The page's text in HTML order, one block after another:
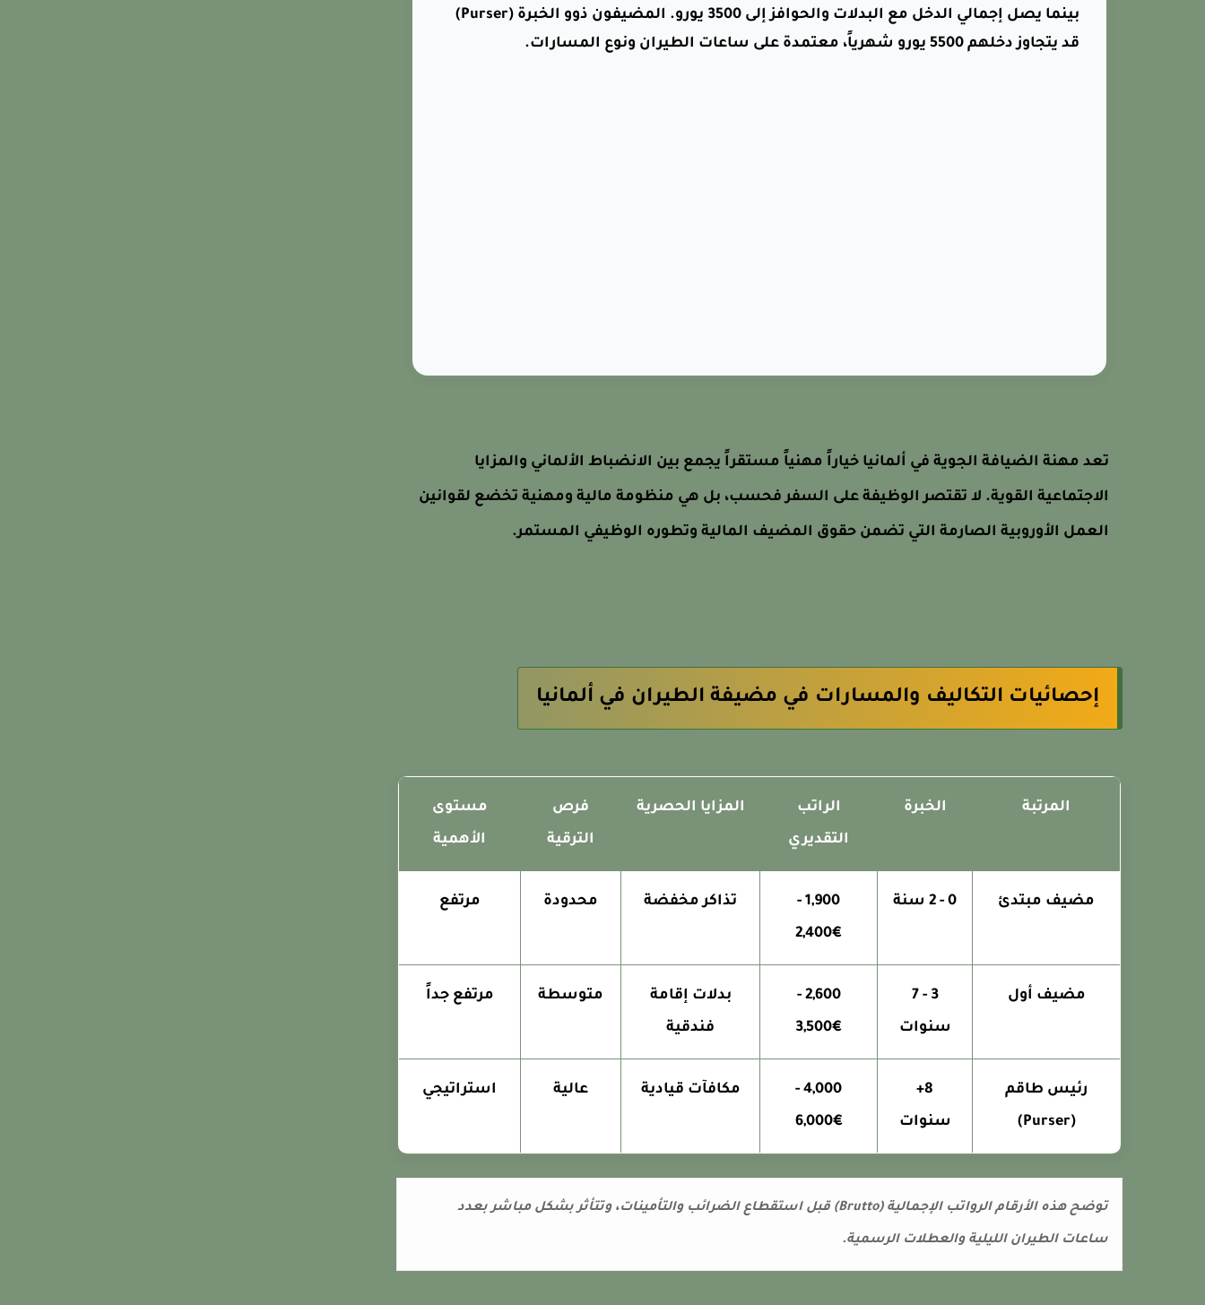
بينما يصل إجمالي الدخل مع البدلات والحوافز إلى 3500 يورو. المضيفون ذوو الخبرة (Purser)
قد يتجاوز دخلهم 5500 يورو شهرياً، معتمدة على ساعات الطيران ونوع المسارات.
تعد مهنة الضيافة الجوية في ألمانيا خياراً مهنياً مستقراً يجمع بين الانضباط الألماني والمزايا
الاجتماعية القوية. لا تقتصر الوظيفة على السفر فحسب، بل هي منظومة مالية ومهنية تخضع لقوانين
العمل الأوروبية الصارمة التي تضمن حقوق المضيف المالية وتطوره الوظيفي المستمر.
إحصائيات التكاليف والمسارات في مضيفة الطيران في ألمانيا
المرتبة الخبرة
الراتب
التقديري
المزايا الحصرية
فرص
الترقية
مستوى
الأهمية
مضيف مبتدئ 0 - 2 سنة
1,900 -
2,400€
تذاكر مخفضة محدودة مرتفع
مضيف أول
3 - 7
سنوات
2,600 -
3,500€
بدلات إقامة
فندقية
متوسطة مرتفع جداً
رئيس طاقم
(Purser)
8+
سنوات
4,000 -
6,000€
مكافآت قيادية عالية استراتيجي
توضح هذه الأرقام الرواتب الإجمالية (Brutto) قبل استقطاع الضرائب والتأمينات، وتتأثر بشكل مباشر بعدد
ساعات الطيران الليلية والعطلات الرسمية.